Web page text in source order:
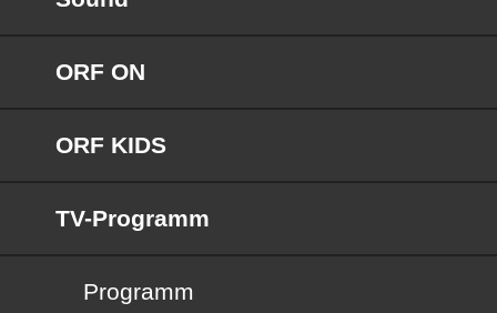
ORF ON
ORF KIDS
TV-Programm
Programm